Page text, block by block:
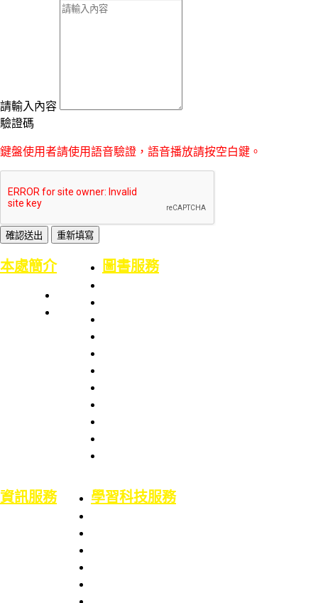
請輸入內容
驗證碼
鍵盤使用者請使用語音驗證，語音播放請按空白鍵。
本處簡介 圖書服務
資訊服務 學習科技服務